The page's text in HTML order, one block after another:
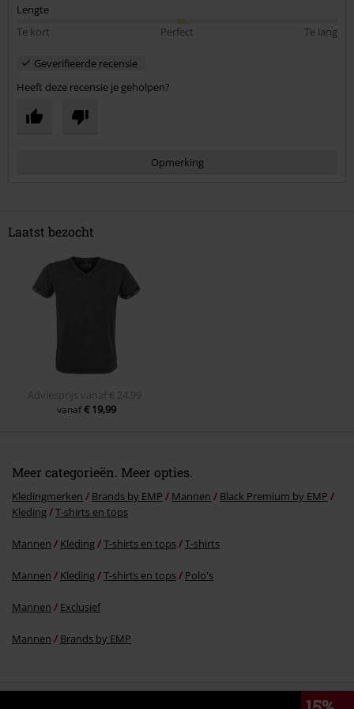
Lengte
Te kort
Perfect Te lang
Geverifieerde recensie
Heeft deze recensie je geholpen?
Opmerking
Laatst bezocht
Adviesprijs vanaf € 24,99
vanaf€ 19,99
Meer categorieën. Meer opties.
Kledingmerken Brands by EMP Mannen
Black Premium by EMP
Kleding
T-shirts en tops
Mannen Kleding T-shirts en tops T-shirts
Mannen Kleding T-shirts en tops Polo's
Mannen Exclusief
Mannen Brands by EMP